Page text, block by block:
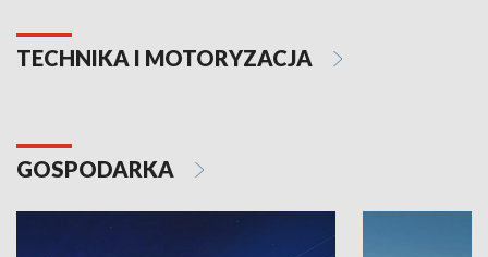
TECHNIKA I MOTORYZACJA
GOSPODARKA